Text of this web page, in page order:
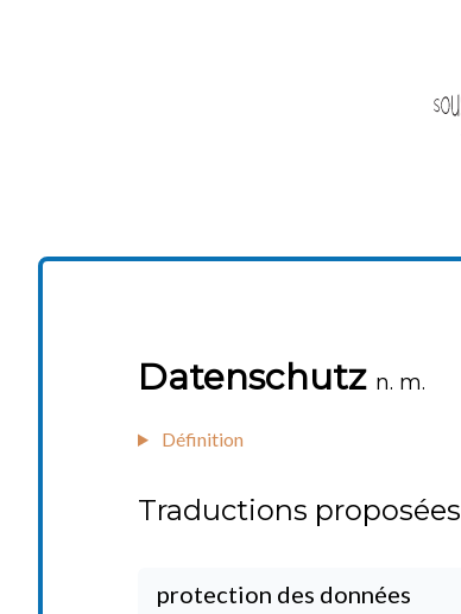
Datenschutz n. m.
Définition
Traductions proposées
protection des données